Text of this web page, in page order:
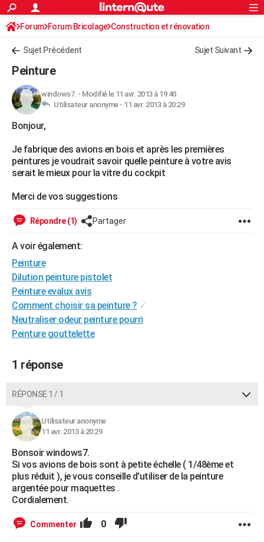
ACTUALITÉS
Politique
Société
Faits Divers
Education
Monde
Villes
+
FINANCE
Retraite
Impôts
Epargne
Immobilier
Risques naturels par ville
Banque
Assurance
Crédit
AUTO
Essais
Réserver un essai
Citadines
Berlines
SUV
Forum auto
+HIGH-TECH
Mobiles
Meilleur smartphone
Internet
Ordinateurs
Jeux vidéo
Guide high-tech
+BRICOLAGE
Forum
Aménagement intérieur
Extérieur
Cuisine
Salle de bains
Jardinage
Rangement
Art de vivre
Bien-être
Loisirs
Mode
Modes de vie
Alimentation
Guide de la santé
Maladies
Médicaments
Sommeil
Destinations
City break
Voyage nature
Voyage de noces
Forum
Climat
+PHOTO
GUIDES D'ACHAT
BONS PLANS
Carte de Noël
Carte Bonne année
Carte Saint-Valentin
Carte Pâques
Carte d'anniversaire
DICTIONNAIRE
Dictionnaire
Biographies
Citations
Expressions
Proverbes
PROGRAMME TV
COPAINS D'AVANT
S'inscrire
Se connecter
Lycées
Collèges
Primaires
Universités
Entreprises
Service militaire
Avis de recherche
FORUM
Bricolage
Lifestyle
Culture
Sport
Auto
Television
Voyage
Cinema
Rechercher
S'inscrire
Connexion
Forum Forum Bricolage Construction et rénovation
Peinture, Vernis, Tapissserie
Sujet Précédent Sujet Suivant
Peinture
windows7. - Modifié le 11 avr. 2013 à 19:40
Utilisateur anonyme - 11 avr. 2013 à 20:29
Bonjour,
Je fabrique des avions en bois et après les premières
peintures je voudrait savoir quelle peinture à votre avis
serait le mieux pour la vitre du cockpit
Merci de vos suggestions
Répondre (1) Partager
A voir également:
Peinture
Dilution peinture pistolet
Peinture evalux avis
Comment choisir sa peinture ? ✓
Neutraliser odeur peinture pourri
Peinture gouttelette
1 réponse
RÉPONSE 1 / 1
Utilisateur anonyme
11 avr. 2013 à 20:29
Bonsoir windows7.
Si vos avions de bois sont à petite échelle ( 1/48ème et
plus réduit ), je vous conseille d'utiliser de la peinture
argentée pour maquettes .
Cordialement.
Commenter 0